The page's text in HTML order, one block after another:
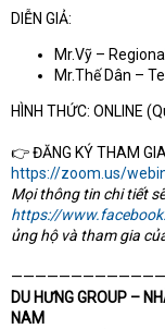
DIỄN GIẢ:
Mr.Vỹ –
Mr.Thế Dân –
HÌNH THỨC: ONLINE
👉 ĐĂNG KÝ THAM
https://zoom.us/
Mọi thông tin chi tiết
https://
ủng hộ và tham gia
DU HƯNG GROUP –
NAM